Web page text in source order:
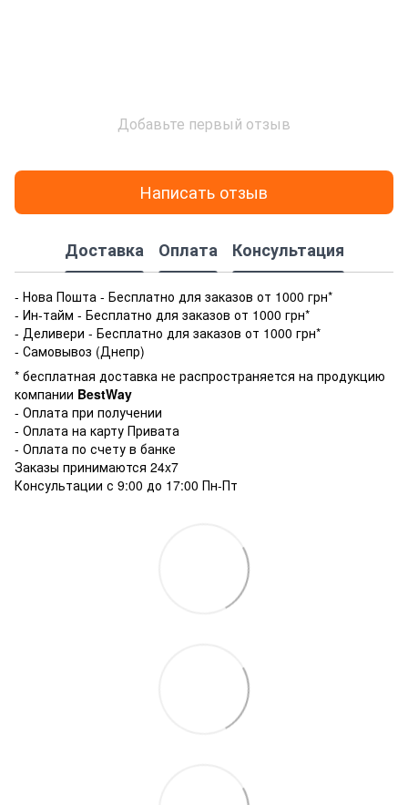
Добавьте первый отзыв
Написать отзыв
Доставка Оплата Консультация
- Нова Пошта - Бесплатно для заказов от 1000 грн*
- Ин-тайм - Бесплатно для заказов от 1000 грн*
- Деливери - Бесплатно для заказов от 1000 грн*
- Самовывоз (Днепр)
* бесплатная доставка не распространяется на продукцию
компании BestWay
- Оплата при получении
- Оплата на карту Привата
- Оплата по счету в банке
Заказы принимаются 24x7
Консультации с 9:00 до 17:00 Пн-Пт